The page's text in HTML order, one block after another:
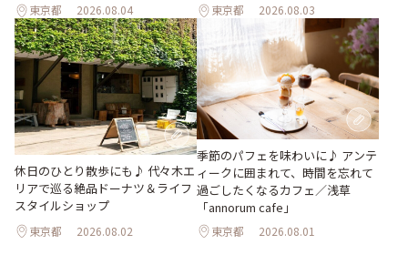
東京都 2026.08.04 東京都 2026.08.03
休日のひとり散歩にも♪ 代々木エ
リアで巡る絶品ドーナツ＆ライフ
スタイルショップ
東京都 2026.08.02
季節のパフェを味わいに♪ アンテ
ィークに囲まれて、時間を忘れて
過ごしたくなるカフェ／浅草
「annorum cafe」
東京都 2026.08.01